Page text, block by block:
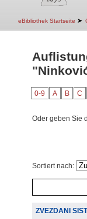
eBibliothek Startseite ➤
0-9 A B C
Oder geben Sie
Sortiert nach:
ZVEZDANI